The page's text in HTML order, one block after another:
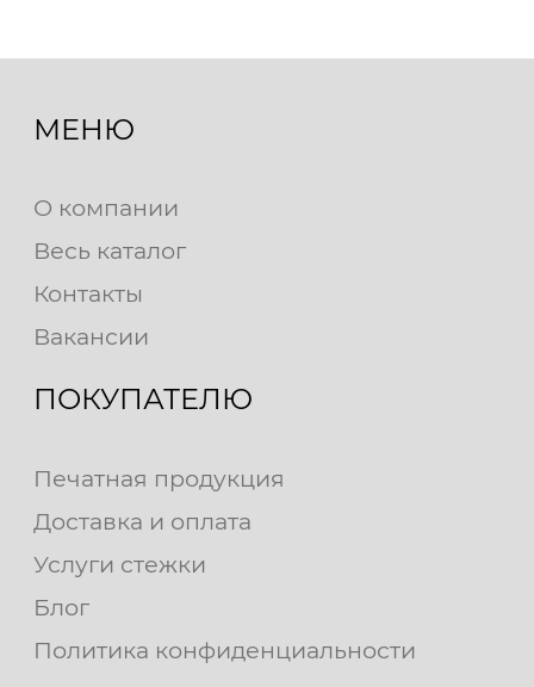
МЕНЮ
О компании
Весь каталог
Контакты
Вакансии
ПОКУПАТЕЛЮ
Печатная продукция
Доставка и оплата
Услуги стежки
Блог
Политика конфиденциальности